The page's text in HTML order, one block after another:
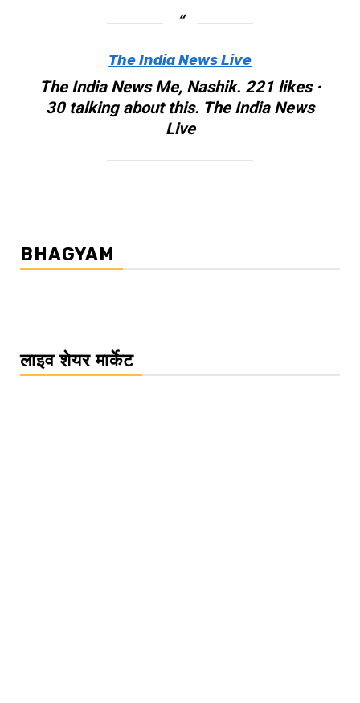
The India News Live
The India News Me, Nashik. 221 likes ·
30 talking about this. The India News
Live
BHAGYAM
लाइव शेयर मार्केट